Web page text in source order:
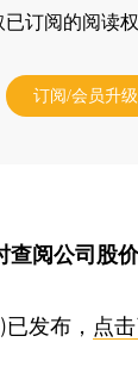
已订阅的阅读
订阅/会员升级
查阅公司股
发布， 点